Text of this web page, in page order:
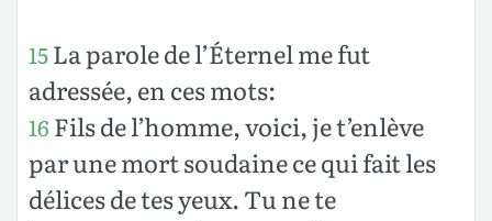
15La parole de l’Éternel me fut
adressée, en ces mots:
16 Fils de l’homme, voici, je t’enlève
par une mort soudaine ce qui fait les
délices de tes yeux. Tu ne te